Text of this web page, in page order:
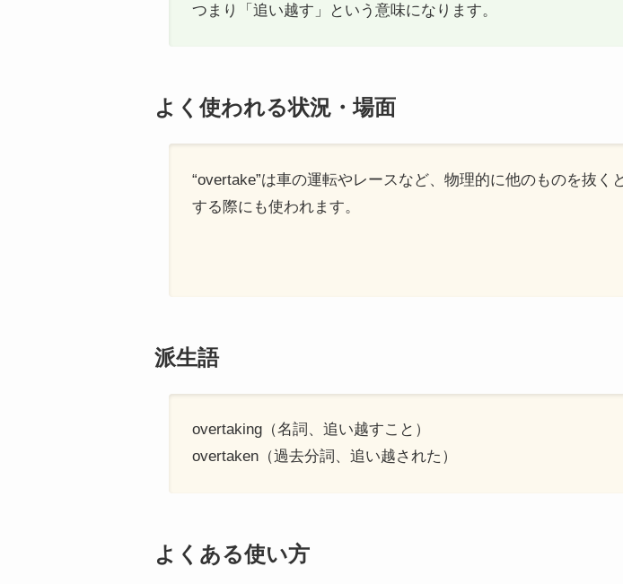
つまり「追い越す」という意味になります。
よく使われる状況・場面
“overtake”は車の運転やレースなど、物理的に他のものを抜
する際にも使われます。
派生語
overtaking（名詞、追い越すこと）
overtaken（過去分詞、追い越された）
よくある使い方